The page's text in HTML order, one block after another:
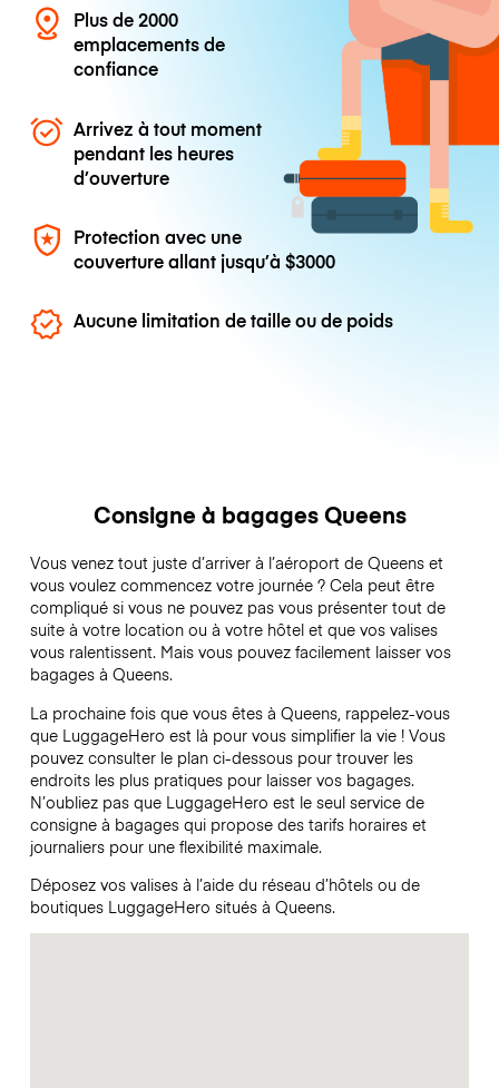
Plus de 2000
emplacements de
confiance
Arrivez à tout moment
pendant les heures
d’ouverture
Protection avec une
couverture allant jusqu’à$3000
Aucune limitation de taille ou de poids
Consigne à bagages Queens
Vous venez tout juste d’arriver à l’aéroport de Queens et
vous voulez commencez votre journée ? Cela peut être
compliqué si vous ne pouvez pas vous présenter tout de
suite à votre location ou à votre hôtel et que vos valises
vous ralentissent. Mais vous pouvez facilement laisser vos
bagages à Queens.
La prochaine fois que vous êtes à Queens, rappelez-vous
que LuggageHero est là pour vous simplifier la vie ! Vous
pouvez consulter le plan ci-dessous pour trouver les
endroits les plus pratiques pour laisser vos bagages.
N’oubliez pas que LuggageHero est le seul service de
consigne à bagages qui propose des tarifs horaires et
journaliers pour une flexibilité maximale.
Déposez vos valises à l’aide du réseau d’hôtels ou de
boutiques LuggageHero situés à Queens.